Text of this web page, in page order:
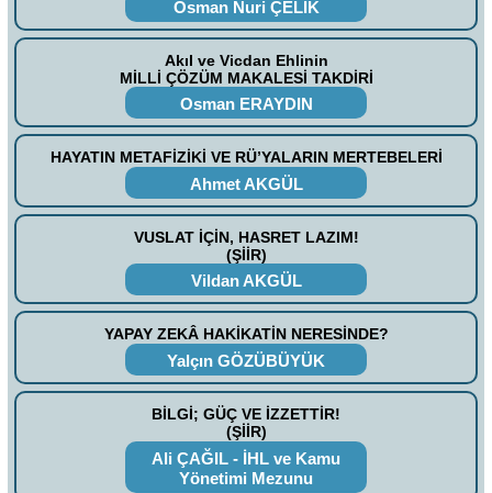
Osman Nuri ÇELİK
Akıl ve Vicdan Ehlinin
MİLLİ ÇÖZÜM MAKALESİ TAKDİRİ
Osman ERAYDIN
HAYATIN METAFİZİKİ VE RÜ’YALARIN MERTEBELERİ
Ahmet AKGÜL
VUSLAT İÇİN, HASRET LAZIM!
(ŞİİR)
Vildan AKGÜL
YAPAY ZEKÂ HAKİKATİN NERESİNDE?
Yalçın GÖZÜBÜYÜK
BİLGİ; GÜÇ VE İZZETTİR!
(ŞİİR)
Ali ÇAĞIL - İHL ve Kamu
Yönetimi Mezunu